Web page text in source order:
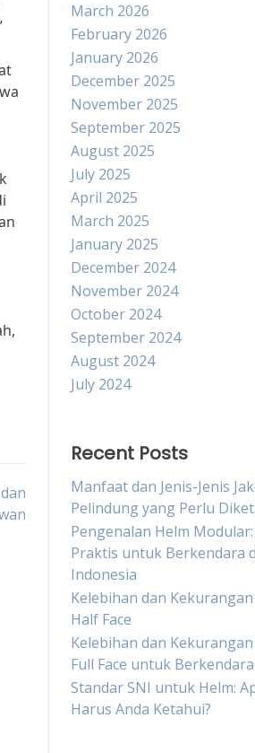
March 2026
February 2026
January 2026
December 2025
November 2025
September 2025
August 2025
July 2025
April 2025
March 2025
January 2025
December 2024
November 2024
October 2024
September 2024
August 2024
July 2024
Recent Posts
Manfaat dan Jenis-Jenis
Pelindung yang Perlu
Pengenalan Helm
Praktis untuk Berkendara
Indonesia
Kelebihan dan
Half Face
Kelebihan dan
Full Face untuk
Standar SNI untuk Helm:
Harus Anda Ketahui?